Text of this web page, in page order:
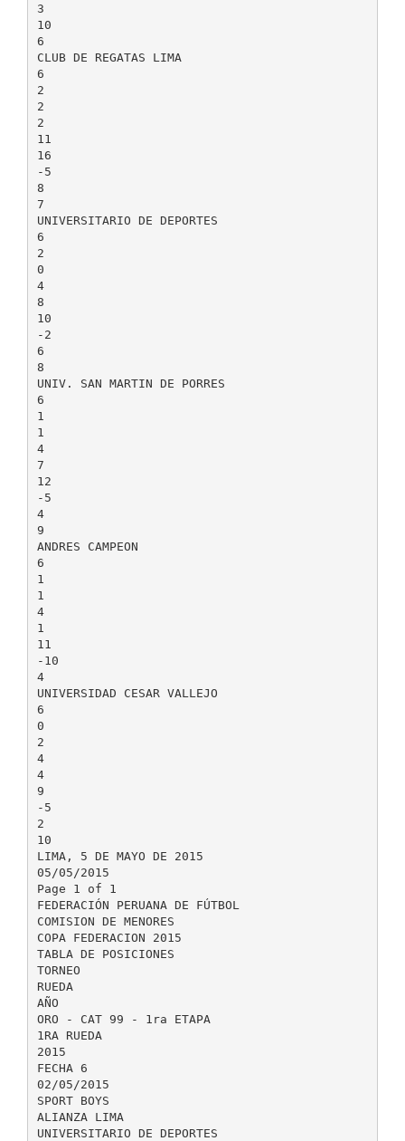
3
10
6
CLUB DE REGATAS LIMA
6
2
2
2
11
16
-5
8
7
UNIVERSITARIO DE DEPORTES
6
2
0
4
8
10
-2
6
8
UNIV. SAN MARTIN DE PORRES
6
1
1
4
7
12
-5
4
9
ANDRES CAMPEON
6
1
1
4
1
11
-10
4
UNIVERSIDAD CESAR VALLEJO
6
0
2
4
4
9
-5
2
10
LIMA, 5 DE MAYO DE 2015
05/05/2015
Page 1 of 1
FEDERACIÓN PERUANA DE FÚTBOL
COMISION DE MENORES
COPA FEDERACION 2015
TABLA DE POSICIONES
TORNEO
RUEDA
AÑO
ORO - CAT 99 - 1ra ETAPA
1RA RUEDA
2015
FECHA 6
02/05/2015
SPORT BOYS
ALIANZA LIMA
UNIVERSITARIO DE DEPORTES